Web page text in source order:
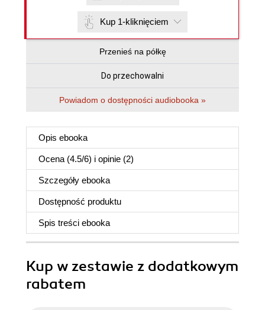
Kup 1-kliknięciem
Przenieś na półkę
Do przechowalni
Powiadom o dostępności audiobooka »
Opis ebooka
Ocena (4.5/6) i opinie (2)
Szczegóły ebooka
Dostępność produktu
Spis treści ebooka
Kup w zestawie z dodatkowym
rabatem